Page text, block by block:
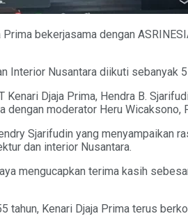
Prima bekerjasama dengan
Interior Nusantara diikuti
Djaja Prima, Hendra B.
moderator Heru Wicaksono,
Sjarifudin yang
dan interior Nusantara.
mengucapkan terima kasih
tahun, Kenari Djaja Prima terus